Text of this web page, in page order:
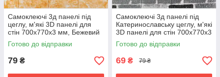
Самоклеючі 3д панелі під
цеглу, м'які 3D панелі для
стін 700х770х3 мм, Бежевий
мармур (062-3)
Готово до відправки
79 ₴
Самоклеючі 3д панелі під
Катеринославську цеглу, м'які
3D панелі для стін 700х770х3
мм, Сірий (342-3)
Готово до відправки
69 ₴ 79 ₴